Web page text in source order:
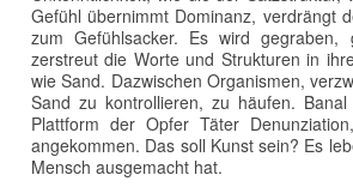
Gefühl übernimmt Dominanz, verdrängt
zum Gefühlsacker. Es wird
zerstreut die Worte und Strukturen in
wie Sand. Dazwischen Organismen,
Sand zu kontrollieren, zu häufen.
Plattform der Opfer Täter
angekommen. Das soll Kunst sein? Es
Mensch ausgemacht hat.